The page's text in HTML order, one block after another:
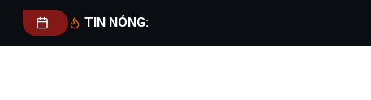
TIN NÓNG: